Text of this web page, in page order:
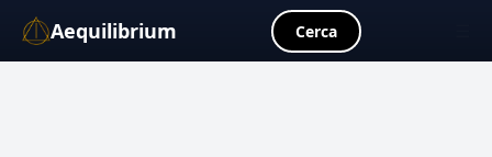
Aequilibrium Cerca